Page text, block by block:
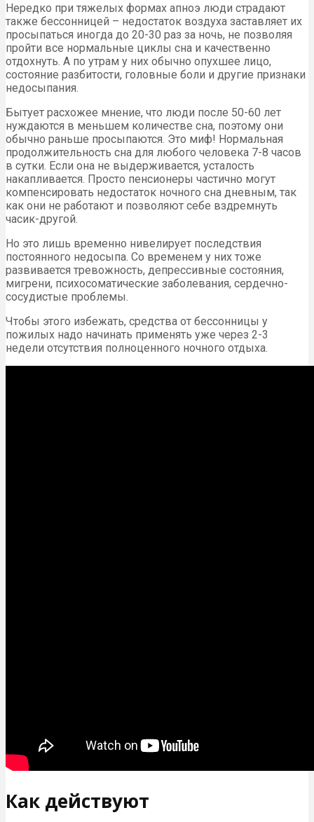
Нередко при тяжелых формах апноэ люди страдают
также бессонницей – недостаток воздуха заставляет их
просыпаться иногда до 20-30 раз за ночь, не позволяя
пройти все нормальные циклы сна и качественно
отдохнуть. А по утрам у них обычно опухшее лицо,
состояние разбитости, головные боли и другие признаки
недосыпания.
Бытует расхожее мнение, что люди после 50-60 лет
нуждаются в меньшем количестве сна, поэтому они
обычно раньше просыпаются. Это миф! Нормальная
продолжительность сна для любого человека 7-8 часов
в сутки. Если она не выдерживается, усталость
накапливается. Просто пенсионеры частично могут
компенсировать недостаток ночного сна дневным, так
как они не работают и позволяют себе вздремнуть
часик-другой.
Но это лишь временно нивелирует последствия
постоянного недосыпа. Со временем у них тоже
развивается тревожность, депрессивные состояния,
мигрени, психосоматические заболевания, сердечно-
сосудистые проблемы.
Чтобы этого избежать, средства от бессонницы у
пожилых надо начинать применять уже через 2-3
недели отсутствия полноценного ночного отдыха.
Как действуют